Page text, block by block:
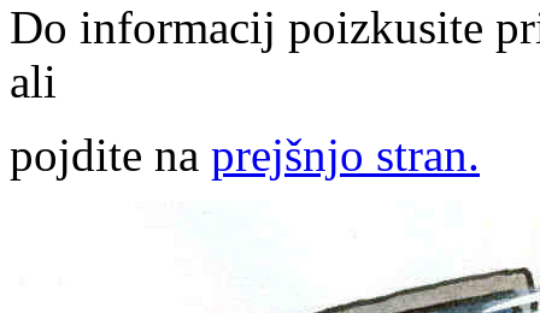
Do informacij poizkusite
ali
pojdite na prejšnjo stran.